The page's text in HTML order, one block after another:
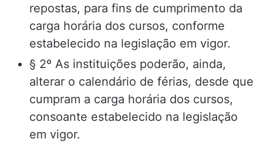
repostas, para fins de cumprimento da
carga horária dos cursos, conforme
estabelecido na legislação em vigor.
§ 2º As instituições poderão, ainda,
alterar o calendário de férias, desde que
cumpram a carga horária dos cursos,
consoante estabelecido na legislação
em vigor.